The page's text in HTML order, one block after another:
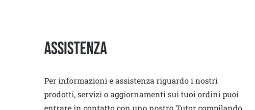
Assistenza
Per informazioni e assistenza riguardo i nostri
prodotti, servizi o aggiornamenti sui tuoi ordini puoi
entrare in contatto con uno nostro Tutor compilando